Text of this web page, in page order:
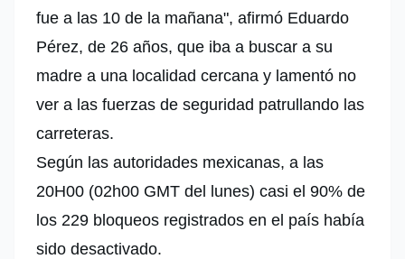
fue a las 10 de la mañana", afirmó Eduardo
Pérez, de 26 años, que iba a buscar a su
madre a una localidad cercana y lamentó no
ver a las fuerzas de seguridad patrullando las
carreteras.
Según las autoridades mexicanas, a las
20H00 (02h00 GMT del lunes) casi el 90% de
los 229 bloqueos registrados en el país había
sido desactivado.